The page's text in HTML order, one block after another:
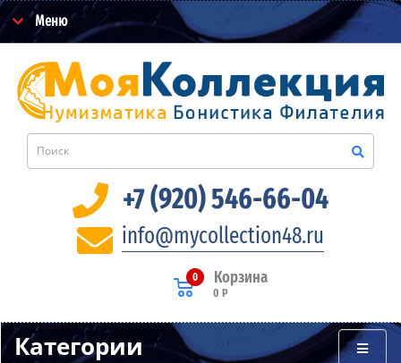
Меню
+7 (920) 546-66-04
info@mycollection48.ru
Корзина
0
0 Р
Категории